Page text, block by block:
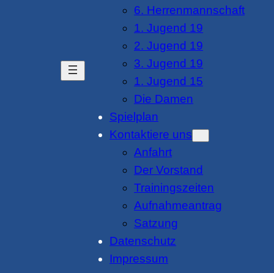
6. Herrenmannschaft
1. Jugend 19
2. Jugend 19
3. Jugend 19
1. Jugend 15
Die Damen
Spielplan
Kontaktiere uns
Anfahrt
Der Vorstand
Trainingszeiten
Aufnahmeantrag
Satzung
Datenschutz
Impressum